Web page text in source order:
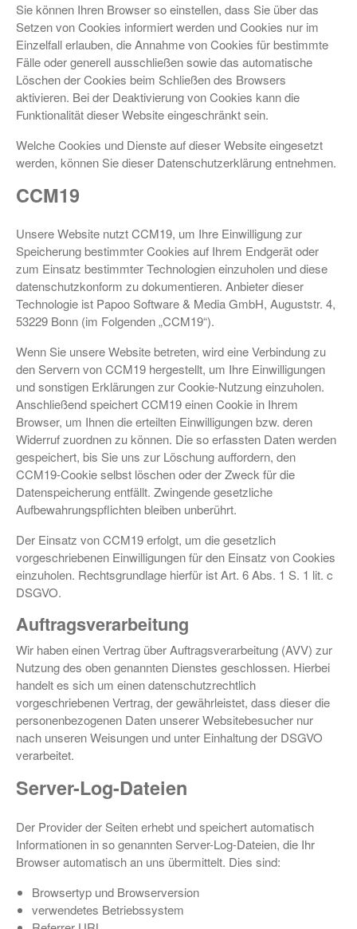
Sie können Ihren Browser so einstellen, dass Sie über das
Setzen von Cookies informiert werden und Cookies nur im
Einzelfall erlauben, die Annahme von Cookies für bestimmte
Fälle oder generell ausschließen sowie das automatische
Löschen der Cookies beim Schließen des Browsers
aktivieren. Bei der Deaktivierung von Cookies kann die
Funktionalität dieser Website eingeschränkt sein.
Welche Cookies und Dienste auf dieser Website eingesetzt
werden, können Sie dieser Datenschutzerklärung entnehmen.
CCM19
Unsere Website nutzt CCM19, um Ihre Einwilligung zur
Speicherung bestimmter Cookies auf Ihrem Endgerät oder
zum Einsatz bestimmter Technologien einzuholen und diese
datenschutzkonform zu dokumentieren. Anbieter dieser
Technologie ist Papoo Software & Media GmbH, Auguststr. 4,
53229 Bonn (im Folgenden „CCM19“).
Wenn Sie unsere Website betreten, wird eine Verbindung zu
den Servern von CCM19 hergestellt, um Ihre Einwilligungen
und sonstigen Erklärungen zur Cookie-Nutzung einzuholen.
Anschließend speichert CCM19 einen Cookie in Ihrem
Browser, um Ihnen die erteilten Einwilligungen bzw. deren
Widerruf zuordnen zu können. Die so erfassten Daten werden
gespeichert, bis Sie uns zur Löschung auffordern, den
CCM19-Cookie selbst löschen oder der Zweck für die
Datenspeicherung entfällt. Zwingende gesetzliche
Aufbewahrungspflichten bleiben unberührt.
Der Einsatz von CCM19 erfolgt, um die gesetzlich
vorgeschriebenen Einwilligungen für den Einsatz von Cookies
einzuholen. Rechtsgrundlage hierfür ist Art. 6 Abs. 1 S. 1 lit. c
DSGVO.
Auftragsverarbeitung
Wir haben einen Vertrag über Auftragsverarbeitung (AVV) zur
Nutzung des oben genannten Dienstes geschlossen. Hierbei
handelt es sich um einen datenschutzrechtlich
vorgeschriebenen Vertrag, der gewährleistet, dass dieser die
personenbezogenen Daten unserer Websitebesucher nur
nach unseren Weisungen und unter Einhaltung der DSGVO
verarbeitet.
Server-Log-Dateien
Der Provider der Seiten erhebt und speichert automatisch
Informationen in so genannten Server-Log-Dateien, die Ihr
Browser automatisch an uns übermittelt. Dies sind:
Browsertyp und Browserversion
verwendetes Betriebssystem